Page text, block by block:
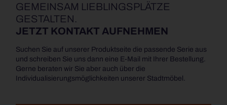
GEMEINSAM LIEBLINGSPLÄTZE
GESTALTEN.
JETZT KONTAKT AUFNEHMEN
Suchen Sie auf unserer Produktseite die passende Serie aus
und schreiben Sie uns dann eine E-Mail mit Ihrer Bestellung.
Gerne beraten wir Sie aber auch über die
Individualisierungsmöglichkeiten unserer Stadtmöbel.